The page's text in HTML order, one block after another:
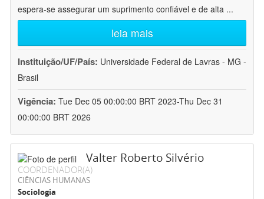
espera-se assegurar um suprimento confiável e de alta ...
leia mais
Instituição/UF/País: Universidade Federal de Lavras - MG -
Brasil
Vigência: Tue Dec 05 00:00:00 BRT 2023-Thu Dec 31
00:00:00 BRT 2026
Valter Roberto Silvério
COORDENADOR(A)
CIÊNCIAS HUMANAS
Sociologia